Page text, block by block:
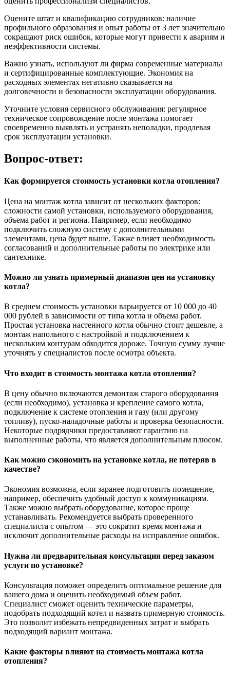
Оцените штат и квалификацию сотрудников: наличие
профильного образования и опыт работы от 3 лет значительно
сокращают риск ошибок, которые могут привести к авариям и
неэффективности системы.
Важно узнать, используют ли фирма современные материалы
и сертифицированные комплектующие. Экономия на
расходных элементах негативно сказывается на
долговечности и безопасности эксплуатации оборудования.
Уточните условия сервисного обслуживания: регулярное
техническое сопровождение после монтажа помогает
своевременно выявлять и устранять неполадки, продлевая
срок эксплуатации установки.
Вопрос-ответ:
Как формируется стоимость установки котла отопления?
Цена на монтаж котла зависит от нескольких факторов:
сложности самой установки, используемого оборудования,
объема работ и региона. Например, если необходимо
подключить сложную систему с дополнительными
элементами, цена будет выше. Также влияет необходимость
согласований и дополнительные работы по электрике или
сантехнике.
Можно ли узнать примерный диапазон цен на установку
котла?
В среднем стоимость установки варьируется от 10 000 до 40
000 рублей в зависимости от типа котла и объема работ.
Простая установка настенного котла обычно стоит дешевле, а
монтаж напольного с настройкой и подключением к
нескольким контурам обходится дороже. Точную сумму лучше
уточнять у специалистов после осмотра объекта.
Что входит в стоимость монтажа котла отопления?
В цену обычно включаются демонтаж старого оборудования
(если необходимо), установка и крепление самого котла,
подключение к системе отопления и газу (или другому
топливу), пуско-наладочные работы и проверка безопасности.
Некоторые подрядчики предоставляют гарантию на
выполненные работы, что является дополнительным плюсом.
Как можно сэкономить на установке котла, не потеряв в
качестве?
Экономия возможна, если заранее подготовить помещение,
например, обеспечить удобный доступ к коммуникациям.
Также можно выбрать оборудование, которое проще
устанавливать. Рекомендуется выбрать проверенного
специалиста с опытом — это сократит время монтажа и
исключит дополнительные расходы на исправление ошибок.
Нужна ли предварительная консультация перед заказом
услуги по установке?
Консультация поможет определить оптимальное решение для
вашего дома и оценить необходимый объем работ.
Специалист сможет оценить технические параметры,
подобрать подходящий котел и назвать примерную стоимость.
Это позволит избежать непредвиденных затрат и выбрать
подходящий вариант монтажа.
Какие факторы влияют на стоимость монтажа котла
отопления?